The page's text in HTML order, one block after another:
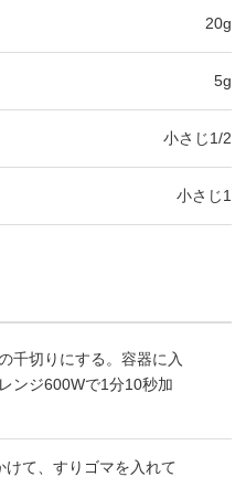
20g
5g
小さじ1/2
小さじ1
千切りにする。容器に入
ンジ600Wで1分10秒加
て、すりゴマを入れて